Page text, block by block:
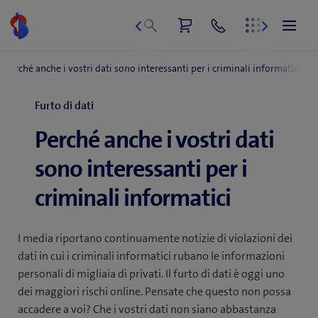
contenuto
Furto di dati
Perché anche i vostri dati
sono interessanti per i
criminali informatici
I media riportano continuamente notizie di violazioni dei
dati in cui i criminali informatici rubano le informazioni
personali di migliaia di privati. Il furto di dati è oggi uno
dei maggiori rischi online. Pensate che questo non possa
accadere a voi? Che i vostri dati non siano abbastanza